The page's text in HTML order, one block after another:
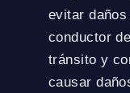
evitar
conductor
tránsito y
causar